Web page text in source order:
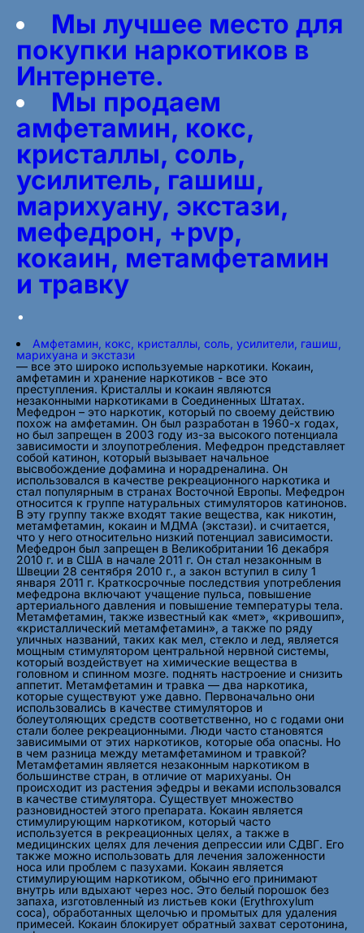
Мы лучшее место для
покупки наркотиков в
Интернете.
Мы продаем
амфетамин, кокс,
кристаллы, соль,
усилитель, гашиш,
марихуану, экстази,
мефедрон, +pvp,
кокаин, метамфетамин
и травку
.
Амфетамин, кокс, кристаллы, соль, усилители, гашиш,
марихуана и экстази
— все это широко используемые наркотики. Кокаин,
амфетамин и хранение наркотиков - все это
преступления. Кристаллы и кокаин являются
незаконными наркотиками в Соединенных Штатах.
Мефедрон – это наркотик, который по своему действию
похож на амфетамин. Он был разработан в 1960-х годах,
но был запрещен в 2003 году из-за высокого потенциала
зависимости и злоупотребления. Мефедрон представляет
собой катинон, который вызывает начальное
высвобождение дофамина и норадреналина. Он
использовался в качестве рекреационного наркотика и
стал популярным в странах Восточной Европы. Мефедрон
относится к группе натуральных стимуляторов катинонов.
В эту группу также входят такие вещества, как никотин,
метамфетамин, кокаин и МДМА (экстази). и считается,
что у него относительно низкий потенциал зависимости.
Мефедрон был запрещен в Великобритании 16 декабря
2010 г. и в США в начале 2011 г. Он стал незаконным в
Швеции 28 сентября 2010 г., а закон вступил в силу 1
января 2011 г. Краткосрочные последствия употребления
мефедрона включают учащение пульса, повышение
артериального давления и повышение температуры тела.
Метамфетамин, также известный как «мет», «кривошип»,
«кристаллический метамфетамин», а также по ряду
уличных названий, таких как мел, стекло и лед, является
мощным стимулятором центральной нервной системы,
который воздействует на химические вещества в
головном и спинном мозге. поднять настроение и снизить
аппетит. Метамфетамин и травка — два наркотика,
которые существуют уже давно. Первоначально они
использовались в качестве стимуляторов и
болеутоляющих средств соответственно, но с годами они
стали более рекреационными. Люди часто становятся
зависимыми от этих наркотиков, которые оба опасны. Но
в чем разница между метамфетамином и травкой?
Метамфетамин является незаконным наркотиком в
большинстве стран, в отличие от марихуаны. Он
происходит из растения эфедры и веками использовался
в качестве стимулятора. Существует множество
разновидностей этого препарата. Кокаин является
стимулирующим наркотиком, который часто
используется в рекреационных целях, а также в
медицинских целях для лечения депрессии или СДВГ. Его
также можно использовать для лечения заложенности
носа или проблем с пазухами. Кокаин является
стимулирующим наркотиком, обычно его принимают
внутрь или вдыхают через нос. Это белый порошок без
запаха, изготовленный из листьев коки (Erythroxylum
coca), обработанных щелочью и промытых для удаления
примесей. Кокаин блокирует обратный захват серотонина,